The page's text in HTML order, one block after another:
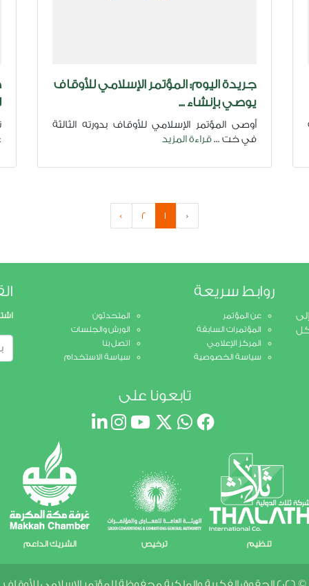
جريدة اليوم: المؤتمر الإسلامي للأوقاف
يوصي بإنشاء ...
أوصى المؤتمر الإسلامي للأوقاف بدورته الثالثة
في خت ...قراءة المزيد
‹
1
2
›
كل
روابط سريعة
عن المؤتمر
المؤتمرات السابقة
المركز الإعلامي
سياسة الخصوصية
المتحدثون
الورش والجلسات
اتصل بنا
سياسة الاستخدام
تابعونا على
تنظيم ترخيص الشريك الداعم